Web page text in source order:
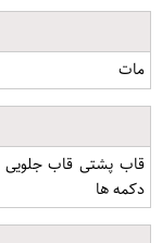
مات
قاب پشتی قاب جلویی
دکمه ها